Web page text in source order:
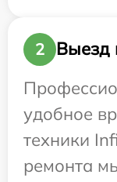
2
Выезд
удобное
техники
ремонта